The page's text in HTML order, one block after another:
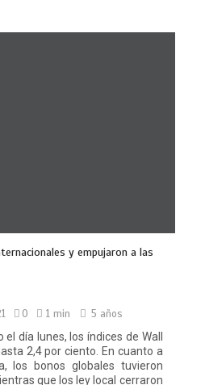
y empujaron a las
0 1 min
5 años
día lunes, los índices de Wall
2,4 por ciento. En cuanto a
los bonos globales tuvieron
que los ley local cerraron